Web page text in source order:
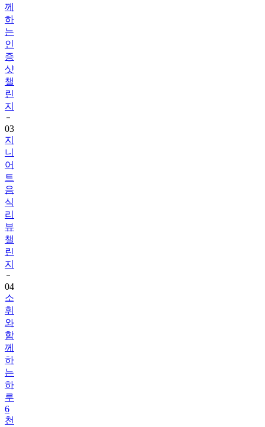
께
하
는
인
증
샷
챌
린
지
03
지
니
어
트
음
식
리
뷰
챌
린
지
04
소
휘
와
함
께
하
는
하
루
6
천